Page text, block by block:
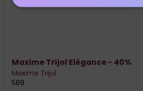
Maxime Trijol Elégance - 40%
Maxime Trijol
589